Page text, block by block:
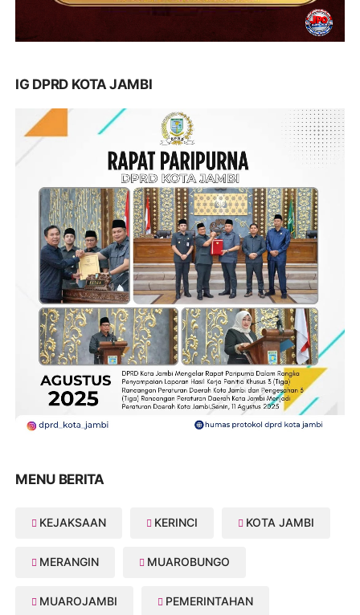
IG DPRD KOTA JAMBI
MENU BERITA
KEJAKSAAN KERINCI KOTA JAMBI
MERANGIN MUAROBUNGO
MUAROJAMBI PEMERINTAHAN